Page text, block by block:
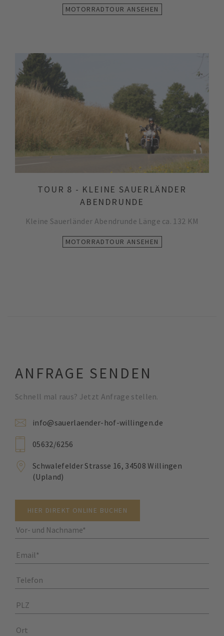
MOTORRADTOUR ANSEHEN
TOUR 8 - KLEINE SAUERLÄNDER
ABENDRUNDE
Kleine Sauerländer Abendrunde Länge ca. 132 KM
MOTORRADTOUR ANSEHEN
ANFRAGE SENDEN
Schnell mal raus? Jetzt Anfrage stellen.
info@sauerlaender-hof-willingen.de
05632/6256
Schwalefelder Strasse 16, 34508 Willingen
(Upland)
HIER DIREKT ONLINE BUCHEN